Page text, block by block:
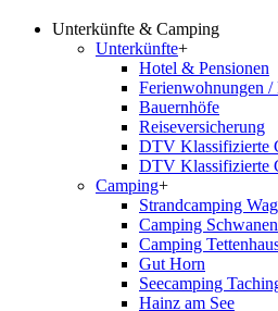
Unterkünfte & Camping
Unterkünfte+
Hotel & Pensionen
Ferienwohnungen /
Bauernhöfe
Reiseversicherung
DTV Klassifizierte
DTV Klassifizierte
Camping+
Strandcamping
Camping
Camping
Gut Horn
Seecamping
Hainz am See